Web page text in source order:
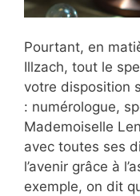
Pourtant, en
Illzach, tout le
votre disposition
: numérologue,
Mademoiselle
avec toutes ses
l’avenir grâce à
exemple, on dit